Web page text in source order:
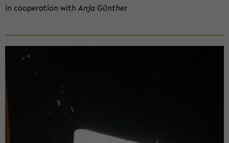
in co­ope­ra­ti­on with Anja Gün­ther